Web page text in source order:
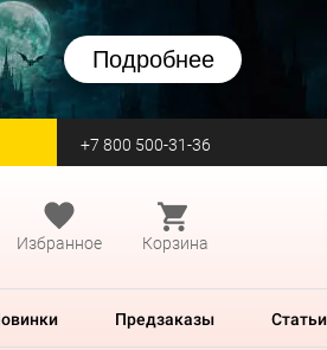
Подробнее
Zvezda +7 800 500-31-36
Избранное Корзина
Предзаказы Статьи